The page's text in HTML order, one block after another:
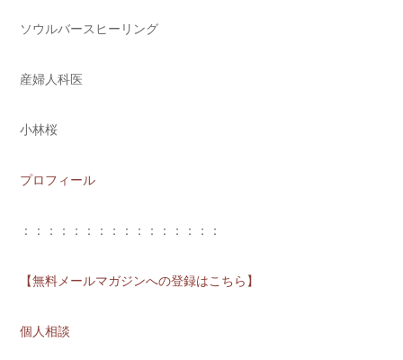
ソウルバースヒーリング
産婦人科医
小林桜
プロフィール
：：：：：：：：：：：：：：：：
【無料メールマガジンへの登録はこちら】
個人相談